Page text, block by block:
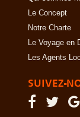
Le Concept
Notre Charte
Le Voyage
Les Agents
SUIVEZ-